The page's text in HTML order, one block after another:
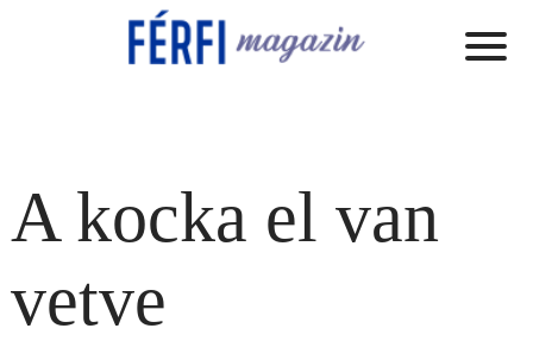
A kocka el van
vetve